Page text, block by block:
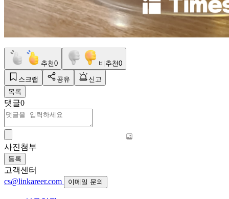
추천0 비추천0
스크랩 공유
신고
목록
댓글0
사진첨부
등록
고객센터
cs@linkareer.com
이메일 문의